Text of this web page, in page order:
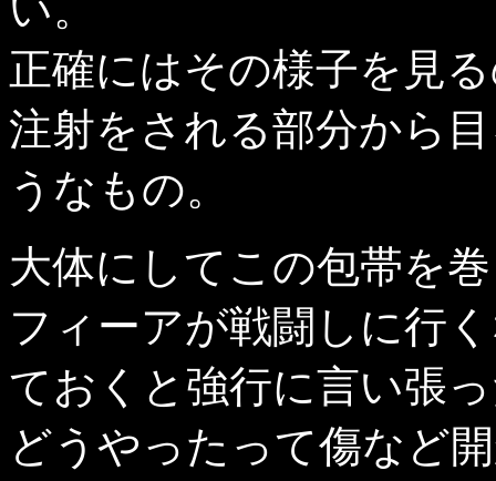
正確にはその様子を見
注射をされる部分から
うなもの。
大体にしてこの包帯を
フィーアが戦闘しに行
ておくと強行に言い張
どうやったって傷など